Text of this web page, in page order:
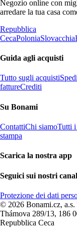
Negozio online con
arredare la tua casa
Repubblica
CecaPoloniaSlovacchia
Guida agli acquisti
Tutto sugli acquisti
fattureCrediti
Su Bonami
ContattiChi siamoTutti i
stampa
Scarica la nostra app
Seguici sui nostri
Protezione dei dati
© 2026 Bonami.cz,
Thámova 289/13, 186
Repubblica Ceca